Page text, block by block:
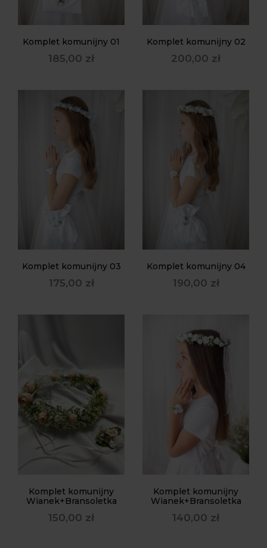
Komplet komunijny 01
185,00 zł
Komplet komunijny 02
200,00 zł
Komplet komunijny 03
175,00 zł
Komplet komunijny 04
190,00 zł
Komplet komunijny
Wianek+Bransoletka
150,00 zł
Komplet komunijny
Wianek+Bransoletka
140,00 zł